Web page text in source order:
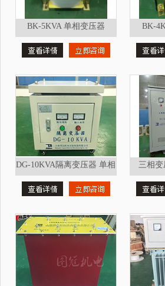
BK-5KVA 单相变压器 BK-
DG-10KVA隔离变压器 单相
变压器
三相变